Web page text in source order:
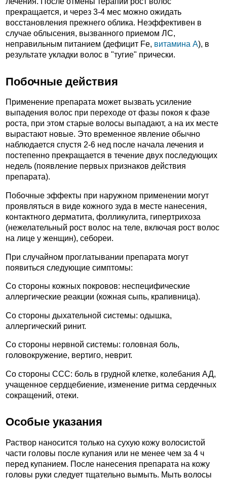
прекращается, и через 3-4 мес можно ожидать
восстановления прежнего облика. Неэффективен в
случае облысения, вызванного приемом ЛС,
неправильным питанием (дефицит Fe, витамина А), в
результате укладки волос в "тугие" прически.
Побочные действия
Применение препарата может вызвать усиление
выпадения волос при переходе от фазы покоя к фазе
роста, при этом старые волосы выпадают, а на их месте
вырастают новые. Это временное явление обычно
наблюдается спустя 2-6 нед после начала лечения и
постепенно прекращается в течение двух последующих
недель (появление первых признаков действия
препарата).
Побочные эффекты при наружном применении могут
проявляться в виде кожного зуда в месте нанесения,
контактного дерматита, фолликулита, гипертрихоза
(нежелательный рост волос на теле, включая рост волос
на лице у женщин), себореи.
При случайном проглатывании препарата могут
появиться следующие симптомы:
Со стороны кожных покровов: неспецифические
аллергические реакции (кожная сыпь, крапивница).
Со стороны дыхательной системы: одышка,
аллергический ринит.
Со стороны нервной системы: головная боль,
головокружение, вертиго, неврит.
Со стороны ССС: боль в грудной клетке, колебания АД,
учащенное сердцебиение, изменение ритма сердечных
сокращений, отеки.
Особые указания
Раствор наносится только на сухую кожу волосистой
части головы после купания или не менее чем за 4 ч
перед купанием. После нанесения препарата на кожу
головы руки следует тщательно вымыть. Мыть волосы